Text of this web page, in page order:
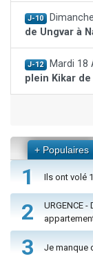
J-10
de Ungvar à
J-12 Mardi 18
plein Kikar de
+ Populaires
1 Ils ont volé
2
URGENCE
3 Je manque